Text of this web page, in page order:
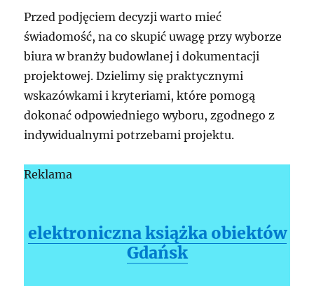
Przed podjęciem decyzji warto mieć
świadomość, na co skupić uwagę przy wyborze
biura w branży budowlanej i dokumentacji
projektowej. Dzielimy się praktycznymi
wskazówkami i kryteriami, które pomogą
dokonać odpowiedniego wyboru, zgodnego z
indywidualnymi potrzebami projektu.
Reklama
elektroniczna książka obiektów
Gdańsk